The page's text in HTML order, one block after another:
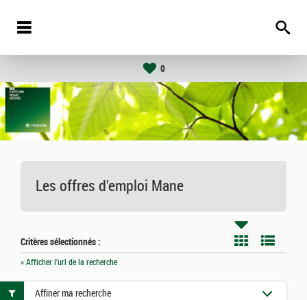
0
Les offres d'emploi Mane
Critères sélectionnés :
» Afficher l'url de la recherche
Affiner ma recherche